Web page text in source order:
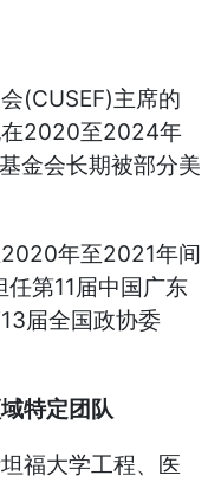
(CUSEF)主席的
在2020至2024年
金会长期被部分美
年至2021年间
第11届中国广东
届全国政协委
特定团队
福大学工程、医